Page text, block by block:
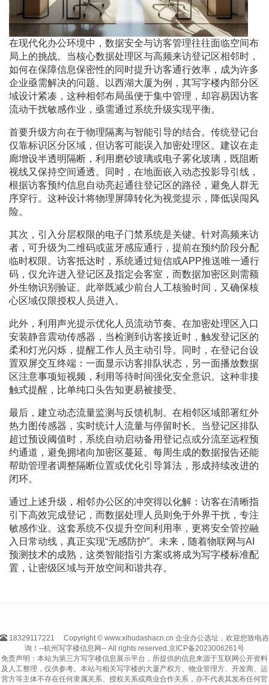
在现代化办公环境中，数据安全与访客管理往往面临空间布
局上的挑战。当核心数据处理区与高频来访登记区相邻时，
如何在保障信息保密性的同时提升访客通行效率，成为许多
企业亟需解决的问题。以西湖大厦为例，其写字楼内部分区
域设计紧凑，这种相邻布局虽便于集中管理，却容易因访客
流动干扰敏感作业，亟需通过系统升级实现平衡。
首要升级方向在于物理隔离与智能引导的结合。传统登记台
仅靠标识区分区域，但访客可能误入加密处理区。建议在走
廊增设半透明隔断，利用磨砂玻璃或电子雾化玻璃，既阻断
视线又保持空间通透。同时，在地面嵌入动态投影导引线，
根据访客预约信息自动亮起通往登记区的路径，避免人群无
序穿行。这种设计将物理屏障转化为视觉提示，降低误闯风
险。
其次，引入分层权限的电子门禁系统是关键。针对高频来访
者，可升级为二维码或蓝牙感应通行，提前在预约阶段分配
临时权限。访客抵达时，系统通过短信或APP推送唯一通行
码，仅允许进入登记区及指定会客室，而数据加密区则需额
外生物识别验证。此举既减少前台人工核验时间，又确保核
心区域仅限授权人员进入。
此外，利用声光提示优化人员流动节奏。在加密处理区入口
安装静音震动传感器，当检测到访客接近时，触发登记区的
柔和灯光闪烁，提醒工作人员主动引导。同时，在登记台设
置双屏交互终端：一面显示访客排队状态，另一面播放数据
区注意事项短视频，利用等待时间强化安全意识。这种非接
触式提醒，比单纯口头告知更易被接受。
最后，建立动态流量监测与反馈机制。在相邻区域部署红外
热力图传感器，实时统计人流量与停留时长。当登记区排队
超过预设阈值时，系统自动启动备用登记点或分流至远程预
约通道，避免拥堵向加密区蔓延。每周生成的数据报告还能
帮助管理者调整隔断位置或优化引导算法，形成持续改进的
闭环。
通过上述升级，相邻办公区的冲突得以化解：访客在清晰指
引下高效完成登记，而数据处理人员则免于外界干扰，专注
敏感作业。这套系统不仅提升空间利用率，更将安全管控融
入日常动线，真正实现“无感防护”。未来，随着物联网与AI
预测技术的成熟，这类智能指引方案或将成为写字楼标准配
置，让密级区域与开放空间和谐共存。
18329117221
Copyright © www.xihudashacn.cn 企业办公选址，欢迎您致电咨
询！--杭州写字楼信息网-- All rights reserved.京ICP备2023006261号
免责声明：本站为第三方写字楼信息展示平台，所提供的信息来源于互联网公开资料
及人工整理，仅供参考。本站与相关写字楼的大厦产权方、物业管理方、开发商、运
营方等主体不存在任何隶属关系、授权关系或商业合作关系，亦不代表其发布任何官